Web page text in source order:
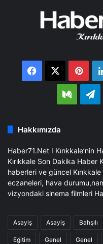
Facebook
Medium
Hakkımızda
Haber71.Net I Kırıkkale’nin
Kırıkkale Son Dakika Haber
haberleri ve güncel
eczaneleri, hava
vizyondaki sinema filmleri
Asayiş Asayiş Bahşılı
Eğitim Genel Genel